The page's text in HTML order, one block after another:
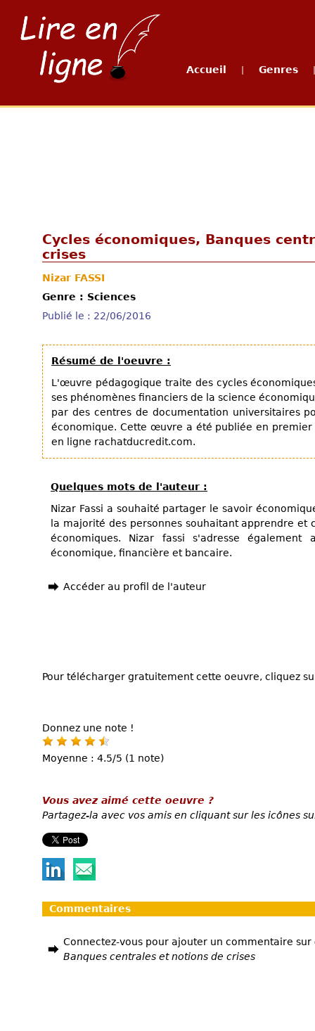
Accueil Genres
Cycles économiques, Banques
crises
Nizar FASSI
Genre : Sciences
Publié le : 22/06/2016
Résumé de l'oeuvre :
L'œuvre pédagogique traite des cycles
ses phénomènes financiers de la science
par des centres de documentation universitaires
économique. Cette œuvre a été publiée en
en ligne rachatducredit.com.
Quelques mots de l'auteur :
Nizar Fassi a souhaité partager le savoir
la majorité des personnes souhaitant apprendre et
économiques. Nizar fassi s'adresse
économique, financière et bancaire.
Accéder au profil de l'auteur
Pour télécharger gratuitement cette oeuvre, cliquez
Donnez une note !
Moyenne : 4.5/5 (1 note)
Vous avez aimé cette oeuvre ?
Partagez-la avec vos amis en cliquant sur les icônes
Commentaires
Connectez-vous pour ajouter un commentaire sur
Banques centrales et notions de crises